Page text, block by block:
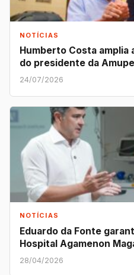
NOTÍCIAS
Humberto Costa
do presidente da Amupe
24/07/2026
NOTÍCIAS
Eduardo da Fonte
Hospital Agamenon
28/04/2026